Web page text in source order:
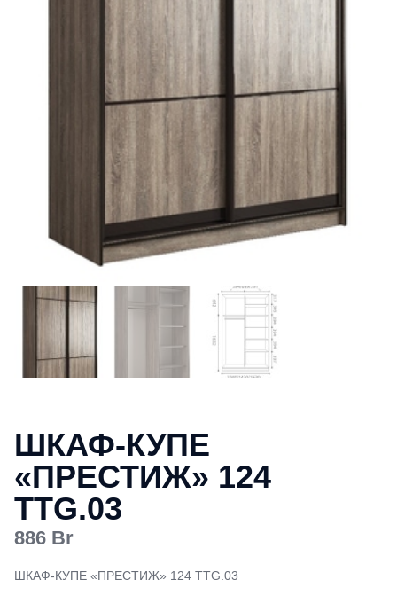
ШКАФ-КУПЕ
«ПРЕСТИЖ» 124
TTG.03
886 Br
ШКАФ-КУПЕ «ПРЕСТИЖ» 124 TTG.03